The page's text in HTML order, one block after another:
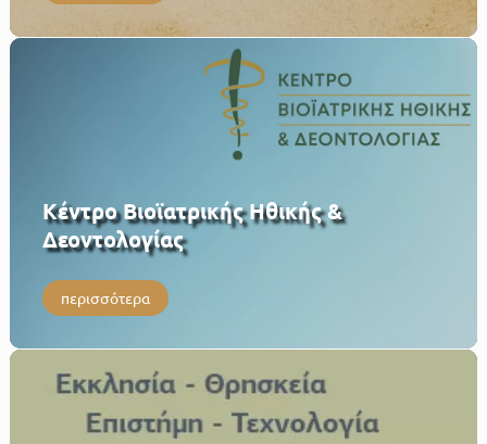
Κέντρο Βιοϊατρικής Ηθικής &
Δεοντολογίας
περισσότερα